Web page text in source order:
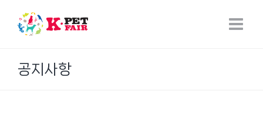
content
공지사항